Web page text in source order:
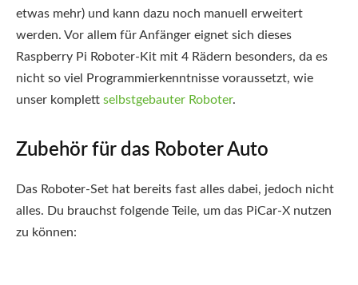
etwas mehr) und kann dazu noch manuell erweitert
werden. Vor allem für Anfänger eignet sich dieses
Raspberry Pi Roboter-Kit mit 4 Rädern besonders, da es
nicht so viel Programmierkenntnisse voraussetzt, wie
unser komplett selbstgebauter Roboter.
Zubehör für das Roboter Auto
Das Roboter-Set hat bereits fast alles dabei, jedoch nicht
alles. Du brauchst folgende Teile, um das PiCar-X nutzen
zu können: